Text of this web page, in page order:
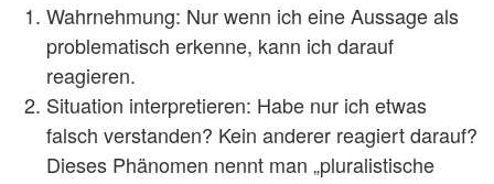
Wahrnehmung: Nur wenn ich eine Aussage als
problematisch erkenne, kann ich darauf
reagieren.
Situation interpretieren: Habe nur ich etwas
falsch verstanden? Kein anderer reagiert darauf?
Dieses Phänomen nennt man „pluralistische